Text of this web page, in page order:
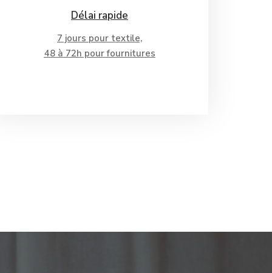
Délai rapide
7 jours pour textile,
48 à 72h pour fournitures